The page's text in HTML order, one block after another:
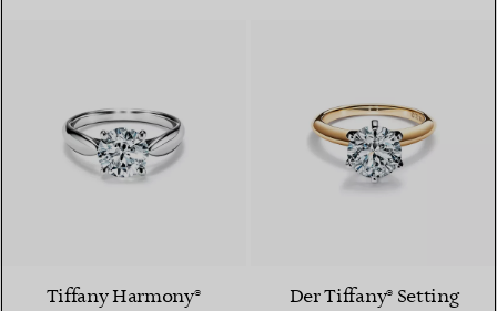
Tiffany Harmony® Der Tiffany® Setting